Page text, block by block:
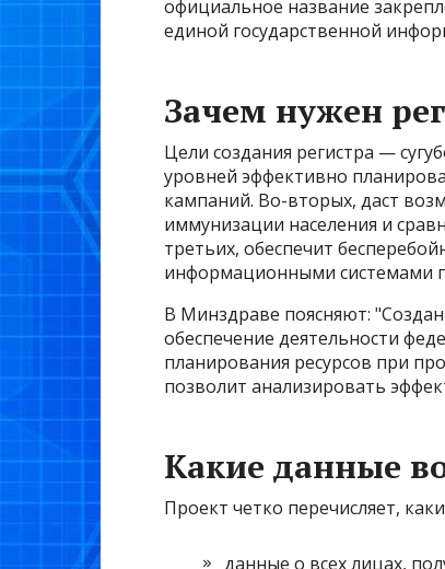
официальное название
единой государственной
Зачем нужен
Цели создания регистра —
уровней эффективно
кампаний. Во-вторых, даст
иммунизации населения и
третьих, обеспечит
информационными системами
В Минздраве поясняют:
обеспечение деятельности
планирования ресурсов при
позволит анализировать
Какие данные
Проект четко перечисляет,
данные о всех лицах,